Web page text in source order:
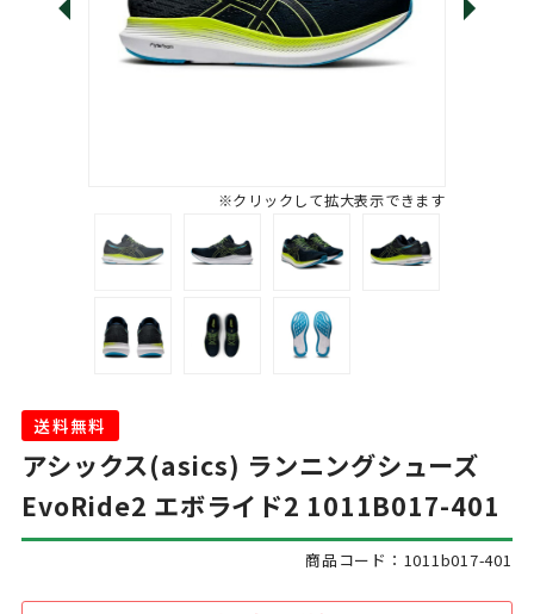
※クリックして拡大表示できます
送料無料
アシックス(asics) ランニングシューズ
EvoRide2 エボライド2 1011B017-401
商品コード：1011b017-401